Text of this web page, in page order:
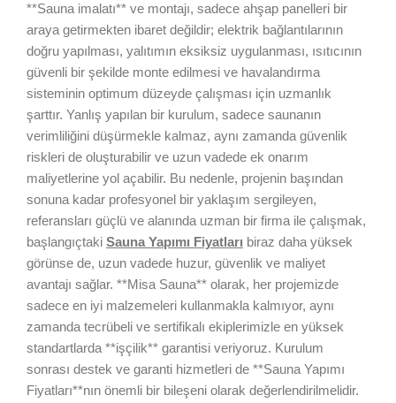
**Sauna imalatı** ve montajı, sadece ahşap panelleri bir
araya getirmekten ibaret değildir; elektrik bağlantılarının
doğru yapılması, yalıtımın eksiksiz uygulanması, ısıtıcının
güvenli bir şekilde monte edilmesi ve havalandırma
sisteminin optimum düzeyde çalışması için uzmanlık
şarttır. Yanlış yapılan bir kurulum, sadece saunanın
verimliliğini düşürmekle kalmaz, aynı zamanda güvenlik
riskleri de oluşturabilir ve uzun vadede ek onarım
maliyetlerine yol açabilir. Bu nedenle, projenin başından
sonuna kadar profesyonel bir yaklaşım sergileyen,
referansları güçlü ve alanında uzman bir firma ile çalışmak,
başlangıçtaki Sauna Yapımı Fiyatları biraz daha yüksek
görünse de, uzun vadede huzur, güvenlik ve maliyet
avantajı sağlar. **Misa Sauna** olarak, her projemizde
sadece en iyi malzemeleri kullanmakla kalmıyor, aynı
zamanda tecrübeli ve sertifikalı ekiplerimizle en yüksek
standartlarda **işçilik** garantisi veriyoruz. Kurulum
sonrası destek ve garanti hizmetleri de **Sauna Yapımı
Fiyatları**nın önemli bir bileşeni olarak değerlendirilmelidir.